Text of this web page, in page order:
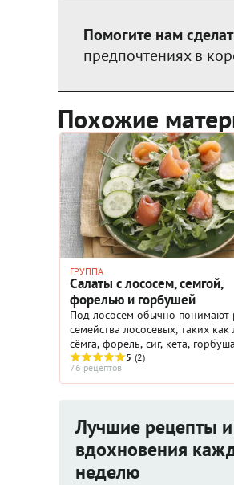
Помогите нам
предпочтениях в
Похожие
ГРУППА
Салаты с лососем, семгой,
форелью и горбушей
Под лососем обычно понимают
семейства лососевых, таких как
сёмга, форель, сиг, кета,
таймень и некоторые другие.
всех его родственников называют
«рыбой для ума»: ...
5 (2)
76 рецептов
Лучшие рецепты
вдохновения
неделю